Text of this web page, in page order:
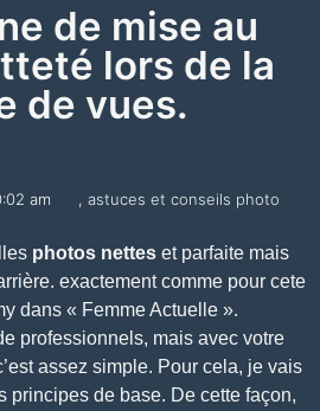
de mise au
lors de la
de vues.
am , astuces et conseils photo
photos nettes et parfaite mais
exactement comme pour cete
dans « Femme Actuelle ».
professionnels, mais avec votre
assez simple. Pour cela, je vais
principes de base. De cette façon,